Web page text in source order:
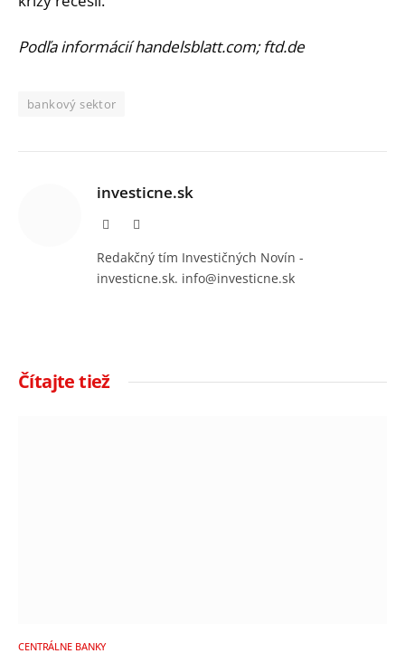
Podľa informácií handelsblatt.com; ftd.de
bankový sektor
investicne.sk
Facebook
Redakčný tím Investičných Novín -
investicne.sk. info@investicne.sk
Čítajte tiež
CENTRÁLNE BANKY